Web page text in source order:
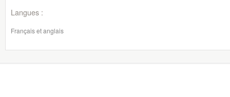
Langues :
Français et anglais